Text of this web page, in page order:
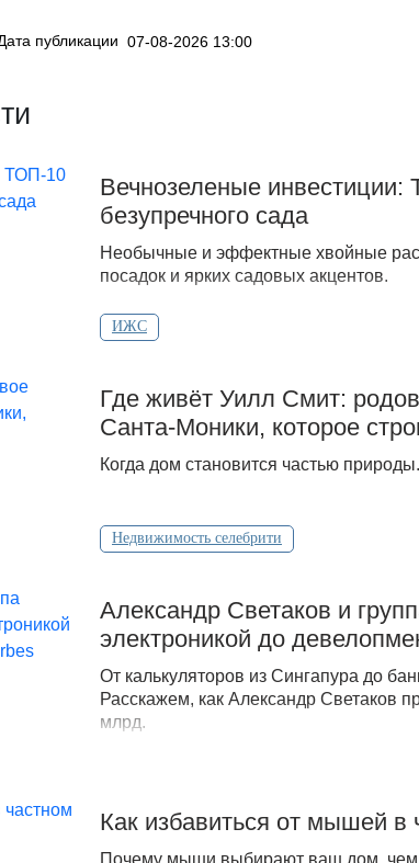
07-08-2026 13:00
Вечнозеленые инвестиции:
безупречного сада
Необычные и эффектные хвойные
посадок и ярких садовых акцентов.
ИЖС
Где живёт Уилл Смит:
Санта‑Моники, которое
Когда дом становится частью природы.
Недвижимость селебрити
Александр Светаков и
электроникой до
От калькуляторов из Сингапура до
Расскажем, как Александр Светаков
млрд.
Как избавиться от мышей в